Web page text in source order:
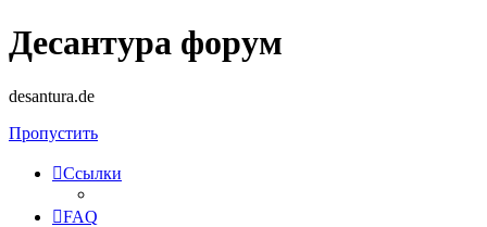
Десантура форум
desantura.de
Пропустить
Ссылки
FAQ